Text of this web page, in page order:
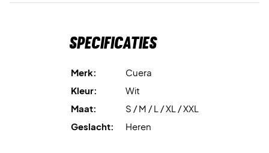
Specificaties
Merk:
Cuera
Kleur:
Wit
Maat:
S / M / L / XL / XXL
Geslacht:
Heren